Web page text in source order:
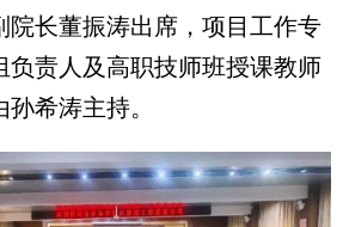
院长董振涛出席，项目工作专
负责人及高职技师班授课教师
希涛主持。